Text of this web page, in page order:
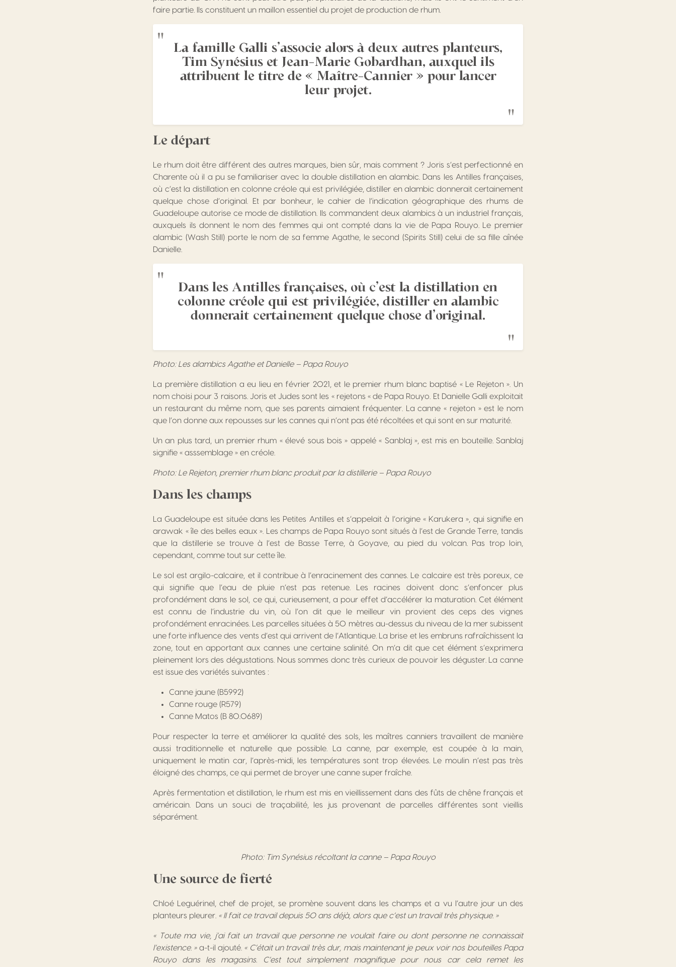
faire partie. Ils constituent un maillon essentiel du projet de production de rhum.
La famille Galli s’associe alors à deux autres planteurs,
Tim Synésius et Jean-Marie Gobardhan, auxquel ils
attribuent le titre de « Maître-Cannier » pour lancer
leur projet.
Le départ
Le rhum doit être différent des autres marques, bien sûr, mais comment ? Joris s’est perfectionné en
Charente où il a pu se familiariser avec la double distillation en alambic. Dans les Antilles françaises,
où c’est la distillation en colonne créole qui est privilégiée, distiller en alambic donnerait certainement
quelque chose d’original. Et par bonheur, le cahier de l’indication géographique des rhums de
Guadeloupe autorise ce mode de distillation. Ils commandent deux alambics à un industriel français,
auxquels ils donnent le nom des femmes qui ont compté dans la vie de Papa Rouyo. Le premier
alambic (Wash Still) porte le nom de sa femme Agathe, le second (Spirits Still) celui de sa fille aînée
Danielle.
Dans les Antilles françaises, où c’est la distillation en
colonne créole qui est privilégiée, distiller en alambic
donnerait certainement quelque chose d’original.
Photo: Les alambics Agathe et Danielle – Papa Rouyo
La première distillation a eu lieu en février 2021, et le premier rhum blanc baptisé « Le Rejeton ». Un
nom choisi pour 3 raisons. Joris et Judes sont les « rejetons « de Papa Rouyo. Et Danielle Galli exploitait
un restaurant du même nom, que ses parents aimaient fréquenter. La canne « rejeton » est le nom
que l’on donne aux repousses sur les cannes qui n’ont pas été récoltées et qui sont en sur maturité.
Un an plus tard, un premier rhum « élevé sous bois » appelé « Sanblaj », est mis en bouteille. Sanblaj
signifie « asssemblage » en créole.
Photo: Le Rejeton, premier rhum blanc produit par la distillerie – Papa Rouyo
Dans les champs
La Guadeloupe est située dans les Petites Antilles et s’appelait à l’origine « Karukera », qui signifie en
arawak « île des belles eaux ». Les champs de Papa Rouyo sont situés à l’est de Grande Terre, tandis
que la distillerie se trouve à l’est de Basse Terre, à Goyave, au pied du volcan. Pas trop loin,
cependant, comme tout sur cette île.
Le sol est argilo-calcaire, et il contribue à l’enracinement des cannes. Le calcaire est très poreux, ce
qui signifie que l’eau de pluie n’est pas retenue. Les racines doivent donc s’enfoncer plus
profondément dans le sol, ce qui, curieusement, a pour effet d’accélérer la maturation. Cet élément
est connu de l’industrie du vin, où l’on dit que le meilleur vin provient des ceps des vignes
profondément enracinées. Les parcelles situées à 50 mètres au-dessus du niveau de la mer subissent
une forte influence des vents d’est qui arrivent de l’Atlantique. La brise et les embruns rafraîchissent la
zone, tout en apportant aux cannes une certaine salinité. On m’a dit que cet élément s’exprimera
pleinement lors des dégustations. Nous sommes donc très curieux de pouvoir les déguster. La canne
est issue des variétés suivantes :
Canne jaune (B5992)
Canne rouge (R579)
Canne Matos (B 80.0689)
Pour respecter la terre et améliorer la qualité des sols, les maîtres canniers travaillent de manière
aussi traditionnelle et naturelle que possible. La canne, par exemple, est coupée à la main,
uniquement le matin car, l’après-midi, les températures sont trop élevées. Le moulin n’est pas très
éloigné des champs, ce qui permet de broyer une canne super fraîche.
Après fermentation et distillation, le rhum est mis en vieillissement dans des fûts de chêne français et
américain. Dans un souci de traçabilité, les jus provenant de parcelles différentes sont vieillis
séparément.
Photo: Tim Synésius récoltant la canne – Papa Rouyo
Une source de fierté
Chloé Leguérinel, chef de projet, se promène souvent dans les champs et a vu l’autre jour un des
planteurs pleurer. « Il fait ce travail depuis 50 ans déjà, alors que c’est un travail très physique. »
« Toute ma vie, j’ai fait un travail que personne ne voulait faire ou dont personne ne connaissait
l’existence. »a-t-il ajouté. « C’était un travail très dur, mais maintenant je peux voir nos bouteilles Papa
Rouyo dans les magasins. C’est tout simplement magnifique pour nous car cela remet les